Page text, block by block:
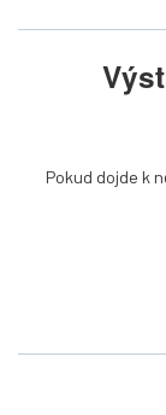
Pokud dojde k